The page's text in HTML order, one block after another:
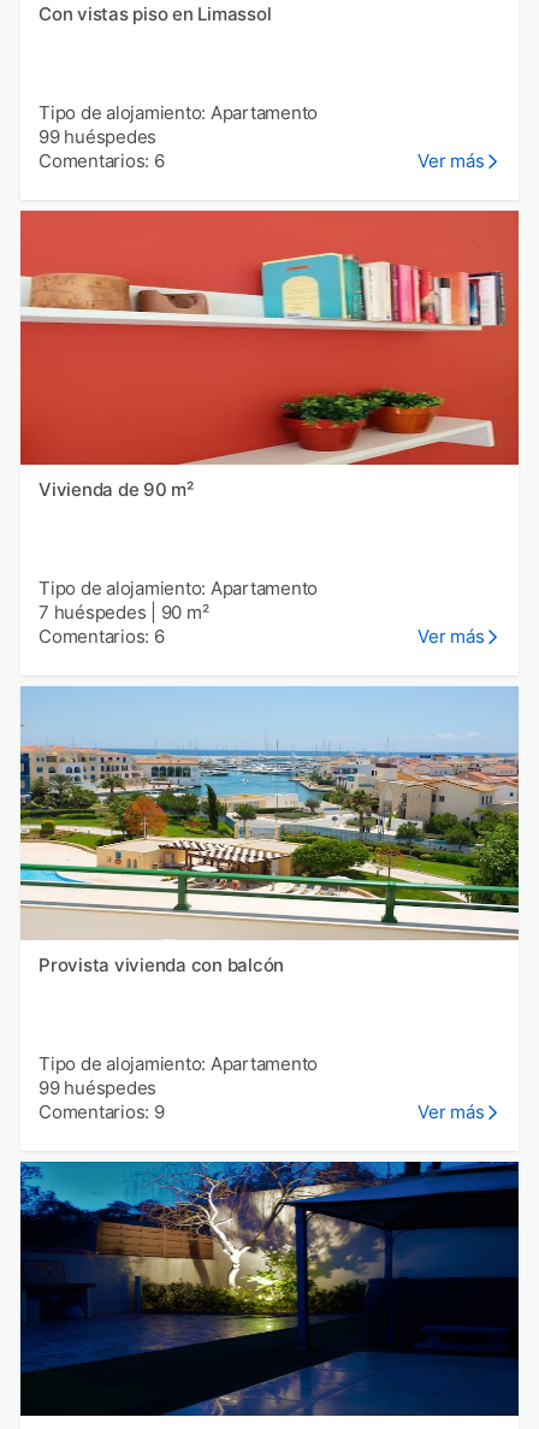
Con vistas piso en Limassol
Tipo de alojamiento: Apartamento
99 huéspedes
Comentarios: 6
Ver más
Vivienda de 90 m²
Tipo de alojamiento: Apartamento
7 huéspedes
90 m²
Comentarios: 6
Ver más
Provista vivienda con balcón
Tipo de alojamiento: Apartamento
99 huéspedes
Comentarios: 9
Ver más